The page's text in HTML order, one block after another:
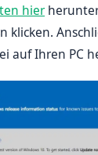
hier
klicken.
auf Ihren PC